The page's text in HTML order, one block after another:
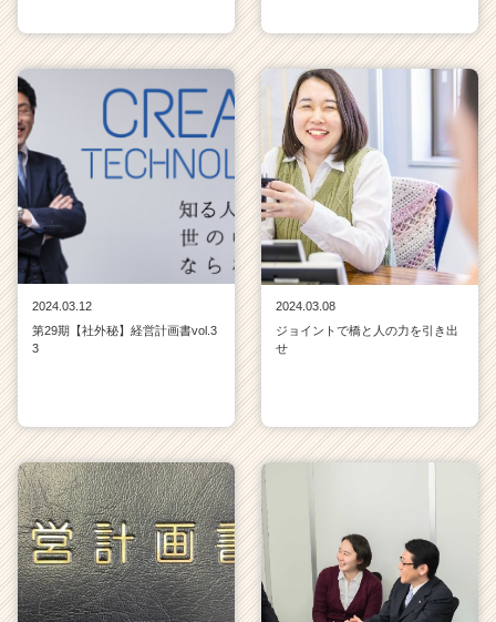
e
e
C
a
r
e
e
r）
2024.03.12
第29期【社外秘】経営計画書vol.3
3
2024.03.08
ジョイントで橋と人の力を引き出
せ